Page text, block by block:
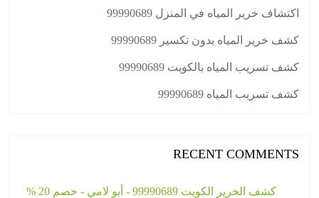
اكتشاف خرير المياه في المنزل 99990689
كشف خرير المياه بدون تكسير 99990689
كشف تسريب المياه بالكويت 99990689
كشف تسريب المياه 99990689
RECENT COMMENTS
كشف الخرير الكويت 99990689 - أبو لامي - خصم 20 %